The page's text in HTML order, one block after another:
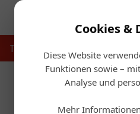
Cookies &
Diese Website
Funktionen sowie –
Analyse und
Mehr
Touristik